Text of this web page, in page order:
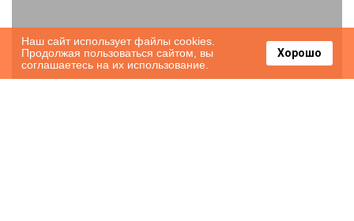
Наш сайт использует файлы cookies.
Продолжая пользоваться сайтом, вы
соглашаетесь на их использование.
Хорошо